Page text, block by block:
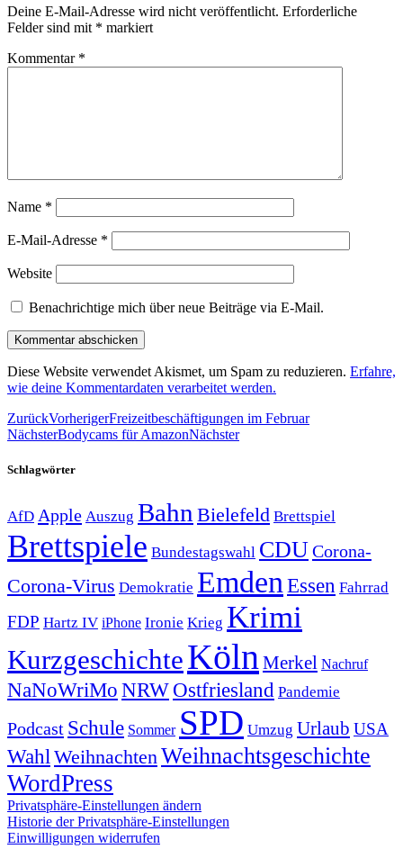
Deine E-Mail-Adresse wird nicht veröffentlicht. Erforderliche
Felder sind mit * markiert
Kommentar *
Name *
E-Mail-Adresse *
Website
Benachrichtige mich über neue Beiträge via E-Mail.
Diese Website verwendet Akismet, um Spam zu reduzieren. Erfahre,
wie deine Kommentardaten verarbeitet werden.
ZurückVorherigerFreizeitbeschäftigungen im Februar
NächsterBodycams für AmazonNächster
Schlagwörter
AfD Apple Auszug Bahn Bielefeld Brettspiel
Brettspiele Bundestagswahl CDUCorona-
Corona-Virus Demokratie Emden Essen Fahrrad
FDP Hartz IV iPhone Ironie Krieg Krimi
KurzgeschichteKöln Merkel Nachruf
NaNoWriMo NRWOstfriesland Pandemie
Podcast Schule Sommer SPD Umzug Urlaub USA
Wahl Weihnachten Weihnachtsgeschichte
WordPress
Privatsphäre-Einstellungen ändern
Historie der Privatsphäre-Einstellungen
Einwilligungen widerrufen